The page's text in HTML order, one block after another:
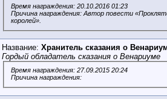
Время награждения: 20.10.2016 01:23
Причина награждения: Автор повести
королей».
Название: Хранитель сказания о
Гордый обладатель сказания о Венариуме
Время награждения: 27.09.2015 20:24
Причина награждения: